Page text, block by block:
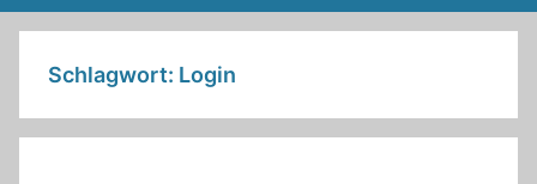
Schlagwort: Login